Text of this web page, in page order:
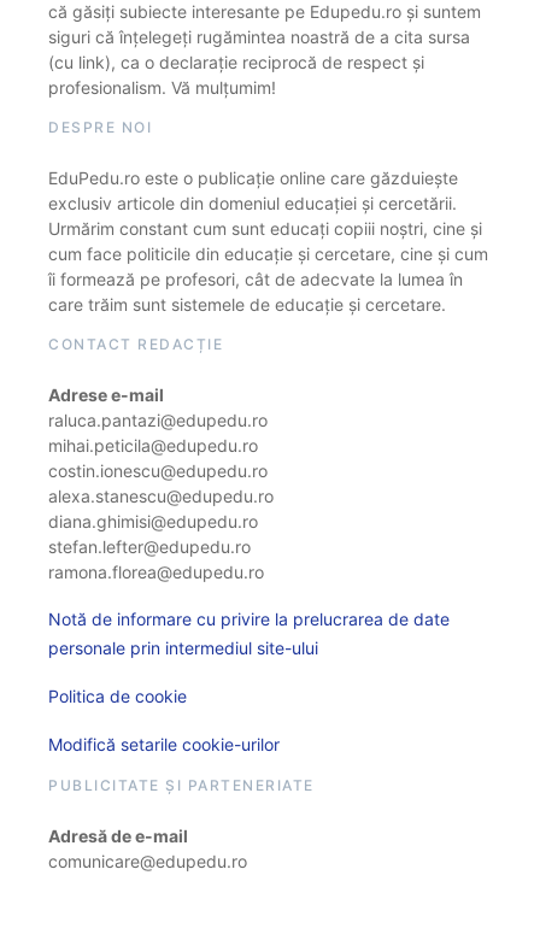
că găsiți subiecte interesante pe Edupedu.ro și suntem
siguri că înțelegeți rugămintea noastră de a cita sursa
(cu link), ca o declarație reciprocă de respect și
profesionalism. Vă mulțumim!
DESPRE NOI
EduPedu.ro este o publicație online care găzduiește
exclusiv articole din domeniul educației și cercetării.
Urmărim constant cum sunt educați copiii noștri, cine și
cum face politicile din educație și cercetare, cine și cum
îi formează pe profesori, cât de adecvate la lumea în
care trăim sunt sistemele de educație și cercetare.
CONTACT REDACȚIE
Adrese e-mail
raluca.pantazi@edupedu.ro
mihai.peticila@edupedu.ro
costin.ionescu@edupedu.ro
alexa.stanescu@edupedu.ro
diana.ghimisi@edupedu.ro
stefan.lefter@edupedu.ro
ramona.florea@edupedu.ro
Notă de informare cu privire la prelucrarea de date
personale prin intermediul site-ului
Politica de cookie
Modifică setarile cookie-urilor
PUBLICITATE ȘI PARTENERIATE
Adresă de e-mail
comunicare@edupedu.ro